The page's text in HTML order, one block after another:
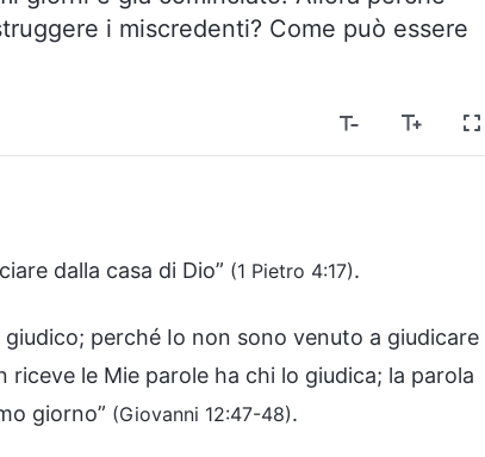
i miscredenti? Come può essere
dalla casa di Dio” (1 Pietro 4:17).
perché Io non sono venuto a giudicare
le Mie parole ha chi lo giudica; la parola
giorno” (Giovanni 12:47-48).